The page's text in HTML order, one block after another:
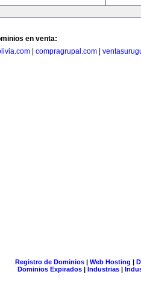
en venta:
compragrupal.com
Registro de Dominios| Web Hosting |
Dominios Expirados | Industrias |